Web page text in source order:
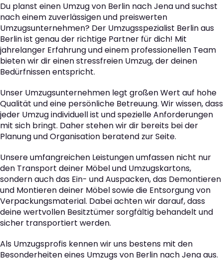
Du planst einen Umzug von Berlin nach Jena und suchst
nach einem zuverlässigen und preiswerten
Umzugsunternehmen? Der Umzugsspezialist Berlin aus
Berlin ist genau der richtige Partner für dich! Mit
jahrelanger Erfahrung und einem professionellen Team
bieten wir dir einen stressfreien Umzug, der deinen
Bedürfnissen entspricht.
Unser Umzugsunternehmen legt großen Wert auf hohe
Qualität und eine persönliche Betreuung. Wir wissen, dass
jeder Umzug individuell ist und spezielle Anforderungen
mit sich bringt. Daher stehen wir dir bereits bei der
Planung und Organisation beratend zur Seite.
Unsere umfangreichen Leistungen umfassen nicht nur
den Transport deiner Möbel und Umzugskartons,
sondern auch das Ein- und Auspacken, das Demontieren
und Montieren deiner Möbel sowie die Entsorgung von
Verpackungsmaterial. Dabei achten wir darauf, dass
deine wertvollen Besitztümer sorgfältig behandelt und
sicher transportiert werden.
Als Umzugsprofis kennen wir uns bestens mit den
Besonderheiten eines Umzugs von Berlin nach Jena aus.